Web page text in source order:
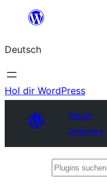
springen
Deutsch
Hol dir WordPress
Plugin
Directory
Plugins